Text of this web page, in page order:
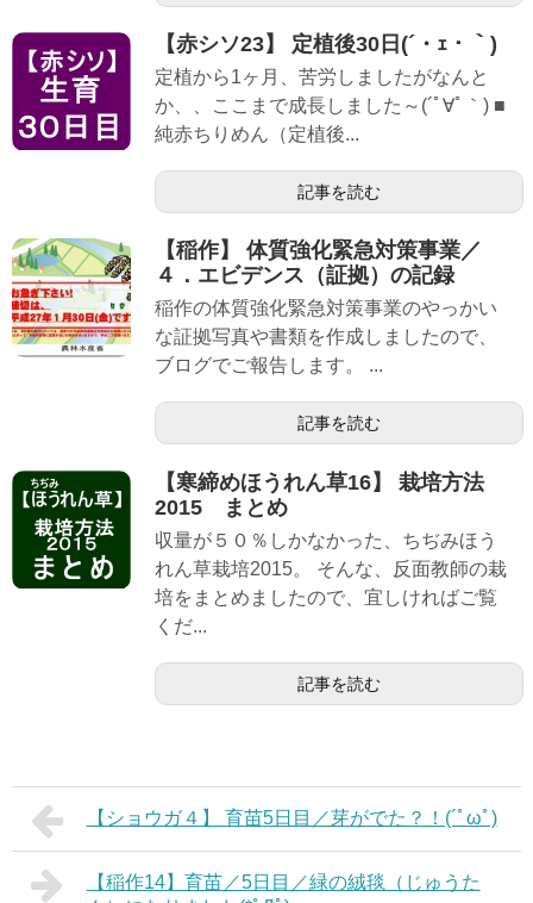
【赤シソ23】 定植後30日(´・ｪ・｀)
定植から1ヶ月、苦労しましたがなんと
か、、ここまで成長しました～(´ﾟ∀ﾟ｀) ■
純赤ちりめん（定植後...
記事を読む
【稲作】 体質強化緊急対策事業／
４．エビデンス（証拠）の記録
稲作の体質強化緊急対策事業のやっかい
な証拠写真や書類を作成しましたので、
ブログでご報告します。 ...
記事を読む
【寒締めほうれん草16】 栽培方法
2015 まとめ
収量が５０％しかなかった、ちぢみほう
れん草栽培2015。 そんな、反面教師の栽
培をまとめましたので、宜しければご覧
くだ...
記事を読む
【ショウガ４】 育苗5日目／芽がでた？！(´ﾟωﾟ)
【稲作14】育苗／5日目／緑の絨毯（じゅうた